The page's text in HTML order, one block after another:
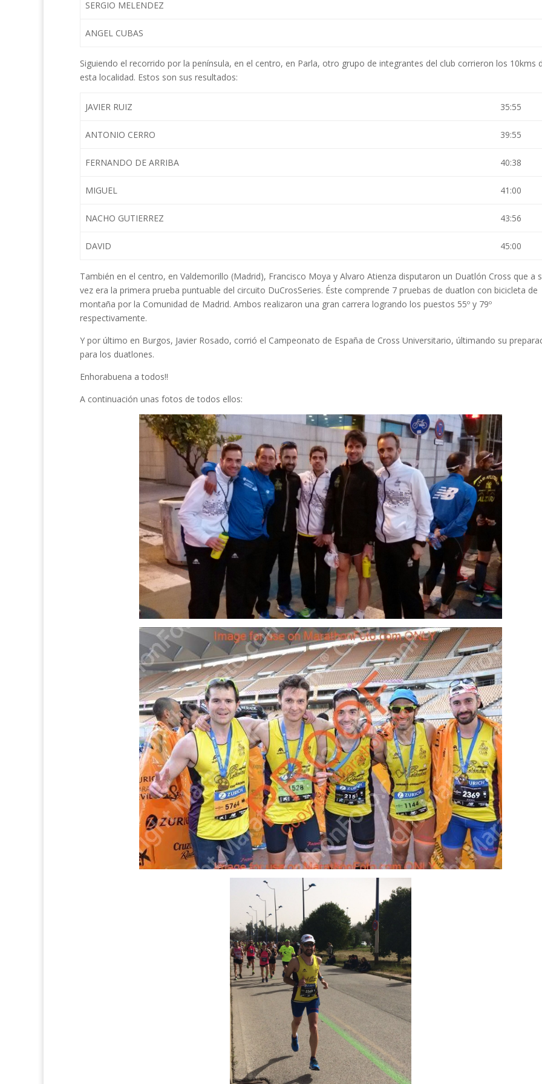
SERGIO MELENDEZ
ANGEL CUBAS
Siguiendo el recorrido por la península, en el centro, en Parla, otro grupo de integrantes del club corrieron los 10kms
esta localidad. Estos son sus resultados:
JAVIER RUIZ 35:55
ANTONIO CERRO 39:55
FERNANDO DE ARRIBA 40:38
MIGUEL 41:00
NACHO GUTIERREZ 43:56
DAVID 45:00
También en el centro, en Valdemorillo (Madrid), Francisco Moya y Alvaro Atienza disputaron un Duatlón Cross que a
vez era la primera prueba puntuable del circuito DuCrosSeries. Éste comprende 7 pruebas de duatlon con bicicleta de
montaña por la Comunidad de Madrid. Ambos realizaron una gran carrera logrando los puestos 55º y 79º
respectivamente.
Y por último en Burgos, Javier Rosado, corrió el Campeonato de España de Cross Universitario, últimando su
para los duatlones.
Enhorabuena a todos!!
A continuación unas fotos de todos ellos: